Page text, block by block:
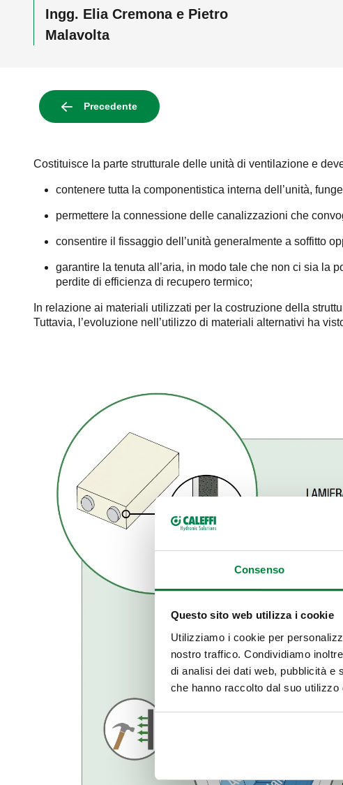
Consenso
Questo sito web utilizza i cookie
Utilizziamo i cookie per
nostro traffico. Condividiamo
di analisi dei dati web, pubblicità e
che hanno raccolto dal suo utilizzo
Ingg. Elia Cremona e Pietro
Malavolta
Precedente
Costituisce la parte strutturale delle unità di ventilazione e
contenere tutta la componentistica interna dell’unità,
permettere la connessione delle canalizzazioni che
consentire il fissaggio dell’unità generalmente a soffitto
garantire la tenuta all’aria, in modo tale che non ci sia la
perdite di efficienza di recupero termico;
In relazione ai materiali utilizzati per la costruzione della
Tuttavia, l’evoluzione nell’utilizzo di materiali alternativi ha